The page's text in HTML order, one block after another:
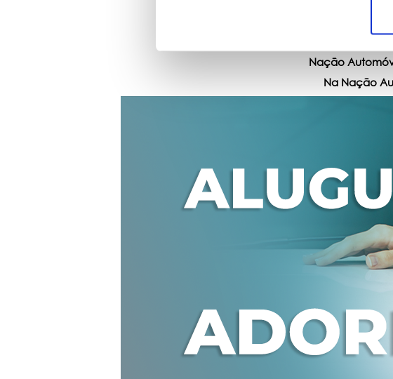
Nação
Na Nação